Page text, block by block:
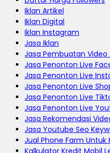
Iklan Artikel
Iklan Digital
Iklan Instagram
Jasa Iklan
Jasa Pembuatan Video
Jasa Penonton Live
Jasa Penonton Live
Jasa Penonton Live
Jasa Penonton Live
Jasa Penonton Live
Jasa Rekomendasi
Jasa Youtube Seo
Jual Phone Farm Untuk
Kalkulator Kredit Mobil